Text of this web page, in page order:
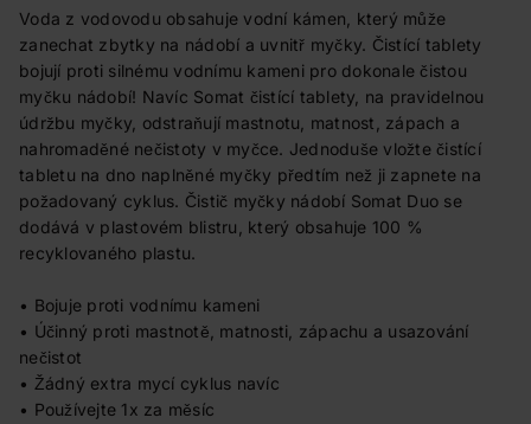
Voda z vodovodu obsahuje vodní kámen, který může
zanechat zbytky na nádobí a uvnitř myčky. Čistící tablety
bojují proti silnému vodnímu kameni pro dokonale čistou
myčku nádobí! Navíc Somat čistící tablety, na pravidelnou
údržbu myčky, odstraňují mastnotu, matnost, zápach a
nahromaděné nečistoty v myčce. Jednoduše vložte čistící
tabletu na dno naplněné myčky předtím než ji zapnete na
požadovaný cyklus. Čistič myčky nádobí Somat Duo se
dodává v plastovém blistru, který obsahuje 100 %
recyklovaného plastu.
• Bojuje proti vodnímu kameni
• Účinný proti mastnotě, matnosti, zápachu a usazování
nečistot
• Žádný extra mycí cyklus navíc
• Používejte 1x za měsíc